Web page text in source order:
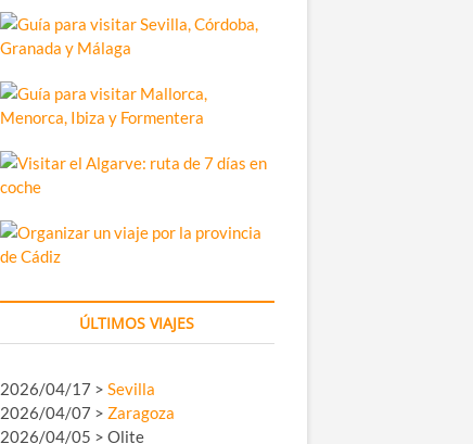
ÚLTIMOS VIAJES
2026/04/17 > Sevilla
2026/04/07 > Zaragoza
2026/04/05 > Olite